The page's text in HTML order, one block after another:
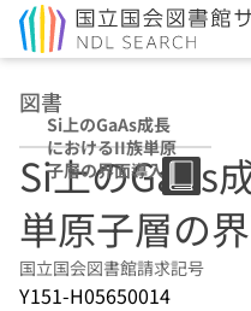
図書
Si上のGaAs成長
におけるII族単原
子層の界面導入の
効果
Si上のGaAs
単原子層の
国立国会図書館請求記号
Y151-H05650014